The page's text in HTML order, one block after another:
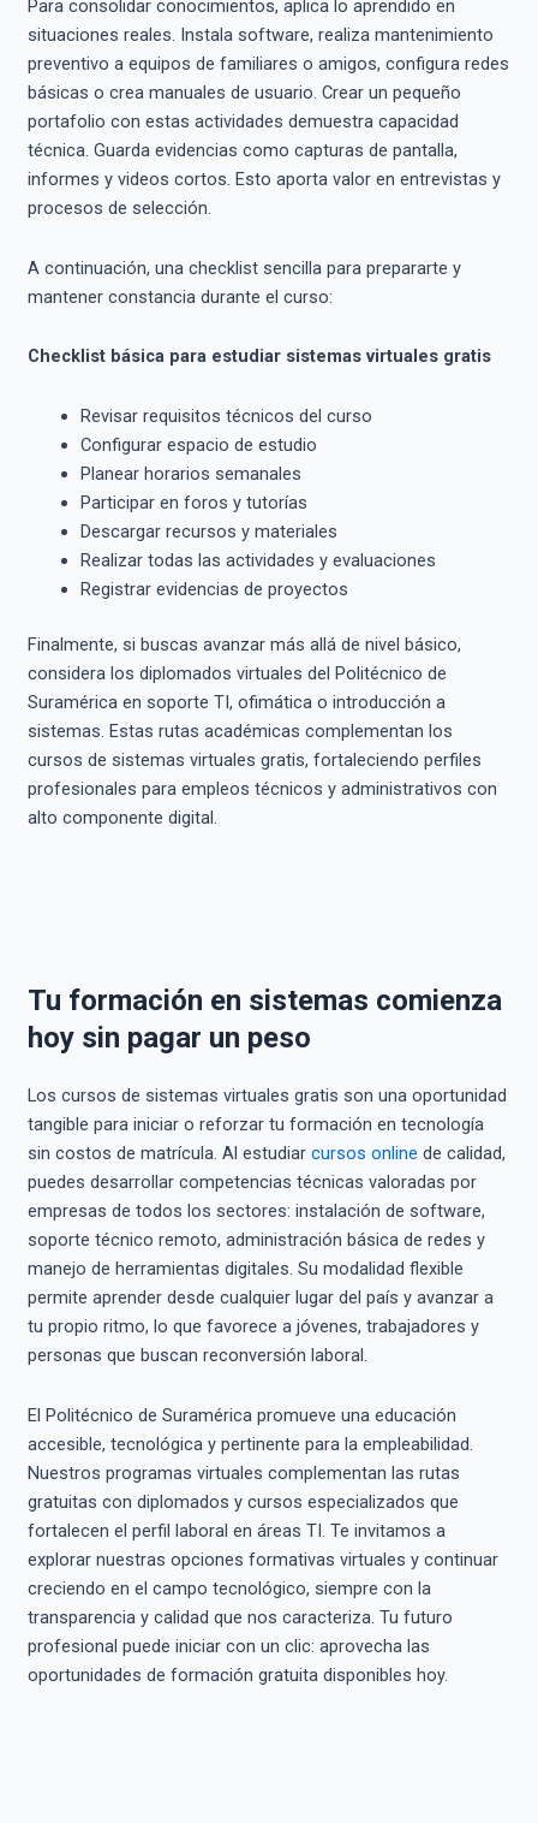
Para consolidar conocimientos, aplica lo aprendido en
situaciones reales. Instala software, realiza mantenimiento
preventivo a equipos de familiares o amigos, configura redes
básicas o crea manuales de usuario. Crear un pequeño
portafolio con estas actividades demuestra capacidad
técnica. Guarda evidencias como capturas de pantalla,
informes y videos cortos. Esto aporta valor en entrevistas y
procesos de selección.
A continuación, una checklist sencilla para prepararte y
mantener constancia durante el curso:
Checklist básica para estudiar sistemas virtuales gratis
Revisar requisitos técnicos del curso
Configurar espacio de estudio
Planear horarios semanales
Participar en foros y tutorías
Descargar recursos y materiales
Realizar todas las actividades y evaluaciones
Registrar evidencias de proyectos
Finalmente, si buscas avanzar más allá de nivel básico,
considera los diplomados virtuales del Politécnico de
Suramérica en soporte TI, ofimática o introducción a
sistemas. Estas rutas académicas complementan los
cursos de sistemas virtuales gratis, fortaleciendo perfiles
profesionales para empleos técnicos y administrativos con
alto componente digital.
Tu formación en sistemas comienza
hoy sin pagar un peso
Los cursos de sistemas virtuales gratis son una oportunidad
tangible para iniciar o reforzar tu formación en tecnología
sin costos de matrícula. Al estudiar cursos online de calidad,
puedes desarrollar competencias técnicas valoradas por
empresas de todos los sectores: instalación de software,
soporte técnico remoto, administración básica de redes y
manejo de herramientas digitales. Su modalidad flexible
permite aprender desde cualquier lugar del país y avanzar a
tu propio ritmo, lo que favorece a jóvenes, trabajadores y
personas que buscan reconversión laboral.
El Politécnico de Suramérica promueve una educación
accesible, tecnológica y pertinente para la empleabilidad.
Nuestros programas virtuales complementan las rutas
gratuitas con diplomados y cursos especializados que
fortalecen el perfil laboral en áreas TI. Te invitamos a
explorar nuestras opciones formativas virtuales y continuar
creciendo en el campo tecnológico, siempre con la
transparencia y calidad que nos caracteriza. Tu futuro
profesional puede iniciar con un clic: aprovecha las
oportunidades de formación gratuita disponibles hoy.